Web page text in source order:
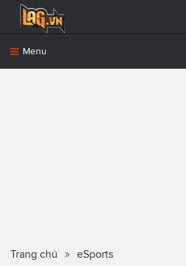
Menu
Trang chủ eSports